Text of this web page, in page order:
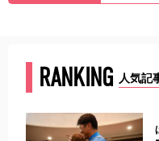
RANKING 人気記